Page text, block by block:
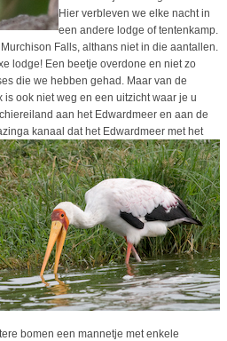
Hier verbleven we elke nacht in
een andere lodge of tentenkamp.
Falls, althans niet in die aantallen.
lodge! Een beetje overdone en niet zo
die we hebben gehad. Maar van de
ook niet weg en een uitzicht waar je u
aan het Edwardmeer en aan de
kanaal dat het Edwardmeer met het
bomen een mannetje met enkele